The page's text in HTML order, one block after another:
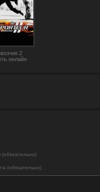
2
онлайн
(обязательно)
(обязательно)